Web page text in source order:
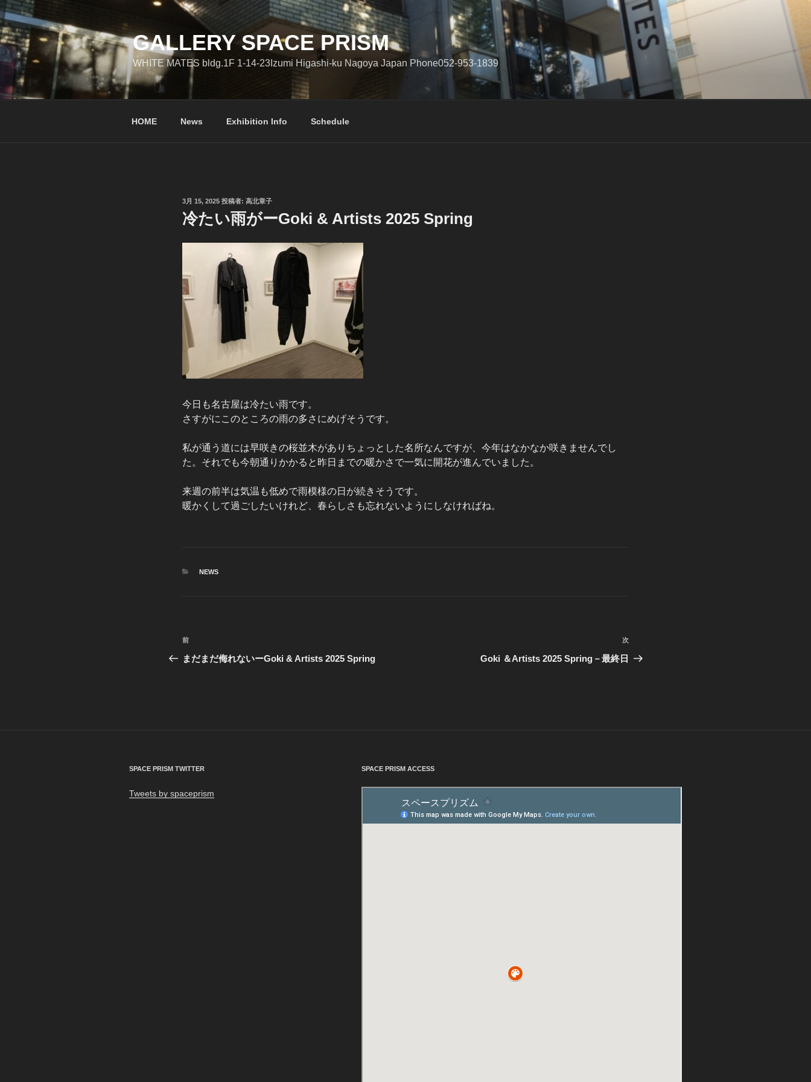
コ
ン
テ
ン
ツ
ス
GALLERY SPACE PRISM
WHITE MATES bldg.1F 1-14-23Izumi Higashi-ku Nagoya Japan Phone052-953-1839
HOME News Exhibition Info Schedule
投
稿
日:
3月 15, 2025 投稿者: 高北章子
冷たい雨がーGoki & Artists 2025 Spring
今日も名古屋は冷たい雨です。
さすがにこのところの雨の多さにめげそうです。
私が通う道には早咲きの桜並木がありちょっとした名所なんですが、今年はなかなか咲きませんでし
た。それでも今朝通りかかると昨日までの暖かさで一気に開花が進んでいました。
来週の前半は気温も低めで雨模様の日が続きそうです。
暖かくして過ごしたいけれど、春らしさも忘れないようにしなければね。
カ
NEWS
投
稿
シ
ョ
前
の
前
まだまだ侮れないーGoki & Artists 2025 Spring
次
の
次
Goki ＆Artists 2025 Spring－最終日
SPACE PRISM TWITTER
Tweets by spaceprism
SPACE PRISM ACCESS